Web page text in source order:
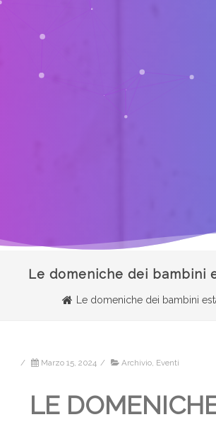
Le domeniche dei bambini
Le domeniche dei bambini
/ Marzo 15, 2024 / Archivio Eventi
LE